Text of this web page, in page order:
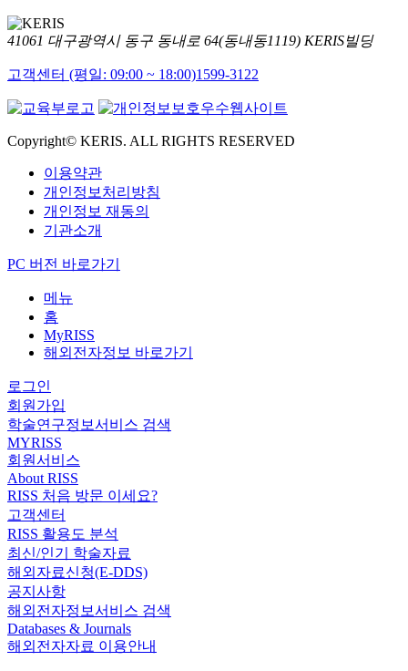
41061 대구광역시 동구 동내로 64(동내동1119) KERIS빌딩
고객센터 (평일: 09:00 ~ 18:00)1599-3122
Copyright© KERIS. ALL RIGHTS RESERVED
이용약관
개인정보처리방침
개인정보 재동의
기관소개
PC 버전 바로가기
메뉴
홈
MyRISS
해외전자정보 바로가기
로그인
회원가입
학술연구정보서비스 검색
MYRISS
회원서비스
About RISS
RISS 처음 방문 이세요?
고객센터
RISS 활용도 분석
최신/인기 학술자료
해외자료신청(E-DDS)
공지사항
해외전자정보서비스 검색
Databases & Journals
해외전자자료 이용안내